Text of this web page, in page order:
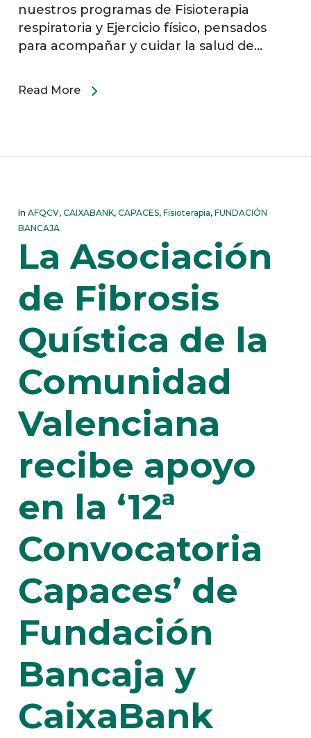
nuestros programas de Fisioterapia
respiratoria y Ejercicio físico, pensados
para acompañar y cuidar la salud de…
Read More
In AFQCV, CAIXABANK, CAPACES, Fisioterapia, FUNDACIÓN
BANCAJA
La Asociación
de Fibrosis
Quística de la
Comunidad
Valenciana
recibe apoyo
en la ‘12ª
Convocatoria
Capaces’ de
Fundación
Bancaja y
CaixaBank